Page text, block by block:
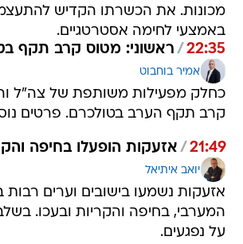
מכונות. את הכשרתו הקדיש
באמצעי לחימה אסטרטגיים.
22:35
/ ראשוני: מטוס קרב תקף
אמיר בוחבוט
כחלק מפעילות משותפת של צה"ל
קרב תקף הערב בטולכרם. פרטים
21:49
/ אזעקות הופעלו בחיפה
יואב איתיאל
אזעקות נשמעו בישובים וערים רבות
המערבי, בחיפה והקריות ובעכו.
על נפגעים.